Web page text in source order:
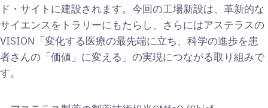
ド・サイトに建設されます。今回の工場新設は、革新的な
サイエンスをトラリーにもたらし、さらにはアステラスの
VISION「変化する医療の最先端に立ち、科学の進歩を患
者さんの「価値」に変える」の実現につながる取り組みで
す。